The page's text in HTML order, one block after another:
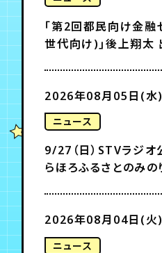
会員登録
「第2回都民向け金
世代向け)｣後上翔太
2026年08月05日(水)
ニュース
9/27（日）STVラジオ
らほろふるさとのみの
2026年08月04日(火)
ニュース